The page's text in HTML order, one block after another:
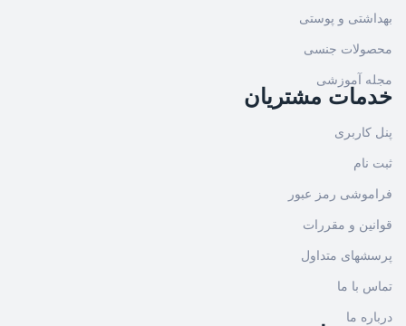
بهداشتی و پوستی
محصولات جنسی
مجله آموزشی
خدمات مشتریان
پنل کاربری
ثبت نام
فراموشی رمز عبور
قوانین و مقررات
پرسشهای متداول
تماس با ما
درباره ما